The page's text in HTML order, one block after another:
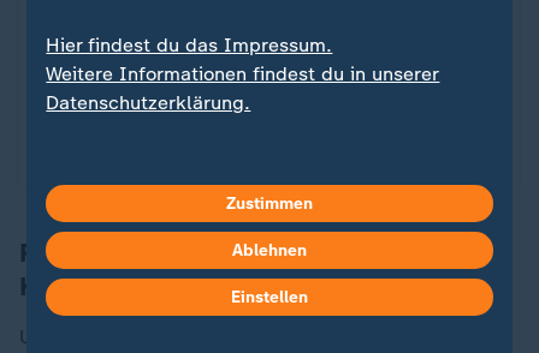
worden. Ziel: Europäische Zukunftstechnologien
entwickeln - und schnell zu Geld machen.
von Andreas Stamm, Brüssel
Rechenzentren als Grundlage für große
KI-Modelle
Umso wichtiger sind Spatenstiche für riesige
Hier findest du das Impressum.
Weitere Informationen findest du in unserer
Datenschutzerklärung.
Zustimmen
Ablehnen
Einstellen